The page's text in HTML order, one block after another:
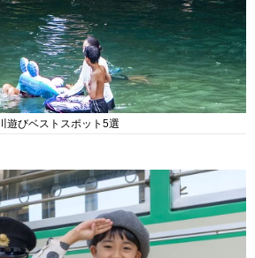
遊びベストスポット5選